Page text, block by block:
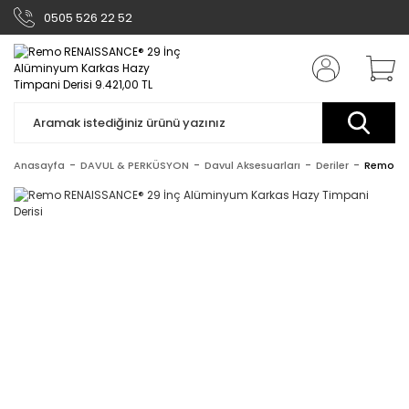
0505 526 22 52
Anasayfa DAVUL & PERKÜSYON Davul Aksesuarları Deriler Remo